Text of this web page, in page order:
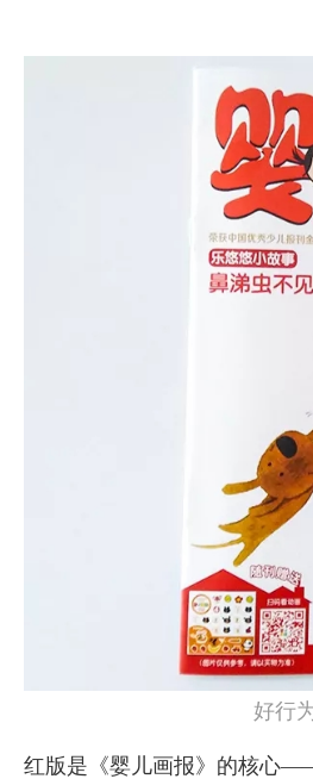
好行
红版是《婴儿画报》的核心